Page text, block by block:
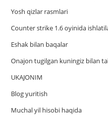
Yosh qizlar rasmlari
Counter strike 1.6 oyinida
Eshak bilan baqalar
Onajon tugilgan kuningiz bilan
UKAJONIM
Blog yuritish
Muchal yil hisobi haqida